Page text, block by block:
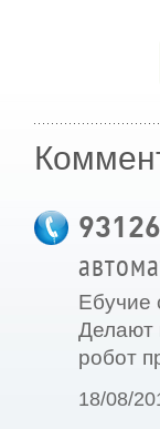
Ебучие
Делают
робот
18/08/